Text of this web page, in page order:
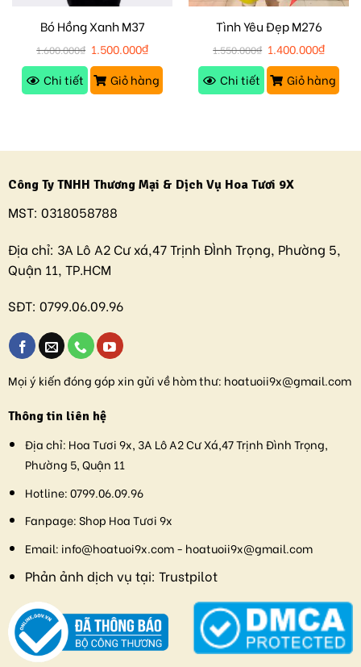
Bó Hồng Xanh M37
1.600.000₫ 1.500.000₫
Chi tiết
Giỏ hàng
Tình Yêu Đẹp M276
1.550.000₫ 1.400.000₫
Chi tiết
Giỏ hàng
Công Ty TNHH Thương Mại & Dịch Vụ Hoa Tươi 9X
MST: 0318058788
Địa chỉ: 3A Lô A2 Cư xá,47 Trịnh ĐÌnh Trọng, Phường 5,
Quận 11, TP.HCM
SĐT: 0799.06.09.96
Mọi ý kiến đóng góp xin gửi về hòm thư: hoatuoii9x@gmail.com
Thông tin liên hệ
Địa chỉ: Hoa Tươi 9x, 3A Lô A2 Cư Xá,47 Trịnh Đình Trọng,
Phường 5, Quận 11
Hotline:0799.06.09.96
Fanpage:Shop Hoa Tươi 9x
Email: info@hoatuoi9x.com - hoatuoii9x@gmail.com
Phản ảnh dịch vụ tại: Trustpilot